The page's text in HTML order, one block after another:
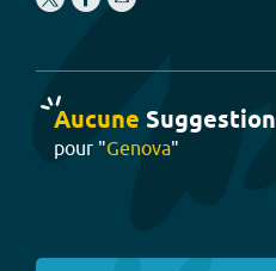
Aucune Suggestion
pour "Genova"